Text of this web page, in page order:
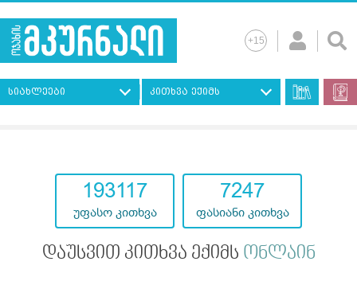
სიახლეები კითხვა ექიმს
193117
უფასო კითხვა
7247
ფასიანი კითხვა
დაუსვით კითხვა ექიმს ონლაინ